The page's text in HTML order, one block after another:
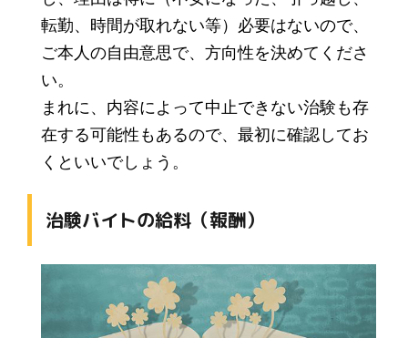
転勤、時間が取れない等）必要はないので、
ご本人の自由意思で、方向性を決めてくださ
い。
まれに、内容によって中止できない治験も存
在する可能性もあるので、最初に確認してお
くといいでしょう。
治験バイトの給料（報酬）